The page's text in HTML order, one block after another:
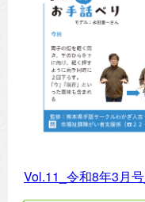
Vol.11_令和8年3月